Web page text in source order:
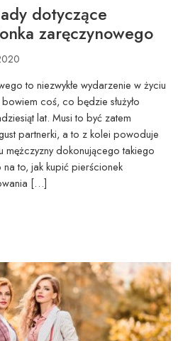
dotyczące
zaręczynowego
to niezwykłe wydarzenie w życiu
coś, co będzie służyło
lat. Musi to być zatem
partnerki, a to z kolei powoduje
mężczyzny dokonującego takiego
to, jak kupić pierścionek
[…]